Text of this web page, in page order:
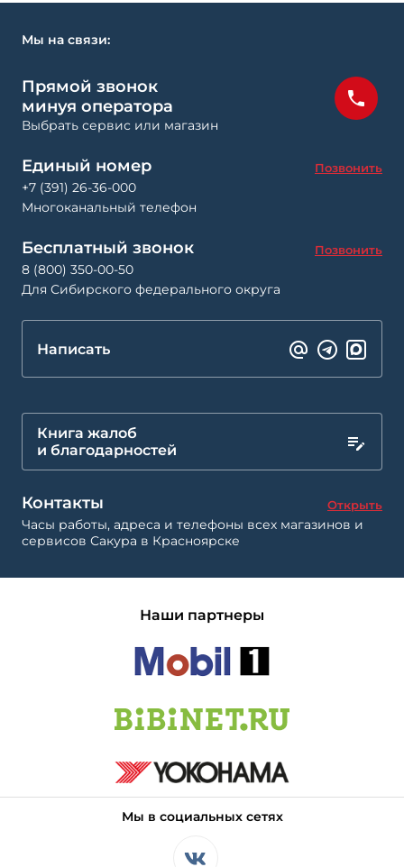
Мы на связи:
Прямой звонок
минуя оператора
Выбрать сервис или магазин
Единый номер Позвонить
+7 (391) 26-36-000
Многоканальный телефон
Бесплатный звонок Позвонить
8 (800) 350-00-50
Для Сибирского федерального округа
Написать
Книга жалоб
и благодарностей
Контакты Открыть
Часы работы, адреса и телефоны всех магазинов и
сервисов Сакура в Красноярске
Наши партнеры
Мы в социальных сетях